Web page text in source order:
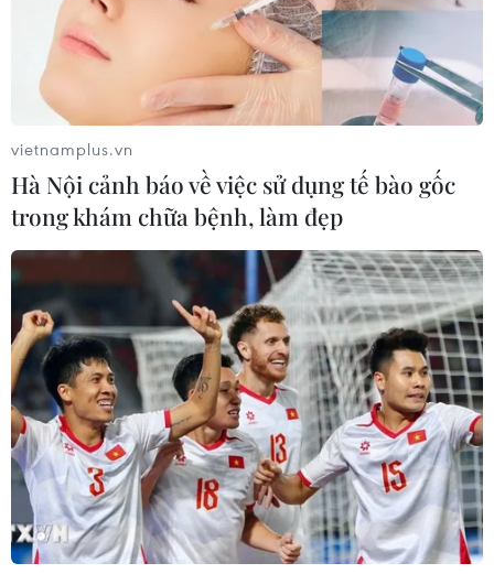
vietnamplus.vn
Hà Nội cảnh báo về việc sử dụng tế bào gốc
trong khám chữa bệnh, làm đẹp